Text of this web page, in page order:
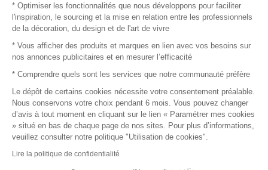
Recrutement
Mentions légales
Conditions commerciales
* Optimiser les fonctionnalités que nous développons pour faciliter
l'inspiration, le sourcing et la mise en relation entre les professionnels
de la décoration, du design et de l'art de vivre
* Vous afficher des produits et marques en lien avec vos besoins sur
nos annonces publicitaires et en mesurer l’efficacité
* Comprendre quels sont les services que notre communauté préfère
Le dépôt de certains cookies nécessite votre consentement préalable.
Nous conservons votre choix pendant 6 mois. Vous pouvez changer
d’avis à tout moment en cliquant sur le lien « Paramétrer mes cookies
» situé en bas de chaque page de nos sites. Pour plus d’informations,
veuillez consulter notre politique "Utilisation de cookies".
Lire la politique de confidentialité